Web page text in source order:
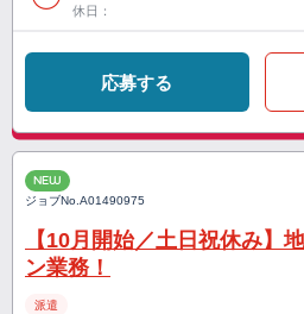
休日：
応募する
NEW
ジョブNo.A01490975
【10月開始／土日祝休み】
ン業務！
派遣